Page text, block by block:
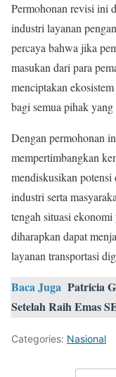
Permohonan revisi ini
industri layanan
percaya bahwa jika
masukan dari para
menciptakan
bagi semua pihak
Dengan permohonan
mempertimbangkan
mendiskusikan
industri serta
tengah situasi
diharapkan dapat
layanan transportasi
Baca Juga Patricia
Setelah Raih Emas
Categories: Nasional